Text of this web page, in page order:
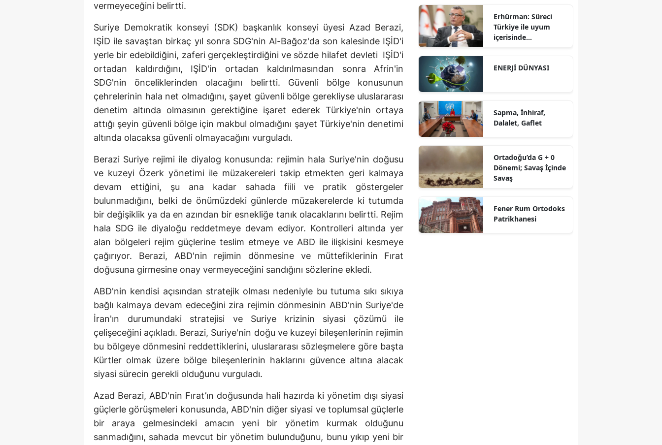
vermeyeceğini belirtti.
Suriye Demokratik konseyi (SDK) başkanlık konseyi üyesi Azad Berazi,
IŞİD ile savaştan birkaç yıl sonra SDG'nin Al-Bağoz'da son kalesinde IŞİD'i
yerle bir edebildiğini, zaferi gerçekleştirdiğini ve sözde hilafet devleti IŞİD'i
ortadan kaldırdığını, IŞİD'in ortadan kaldırılmasından sonra Afrin'in
SDG'nin önceliklerinden olacağını belirtti. Güvenli bölge konusunun
çehrelerinin hala net olmadığını, şayet güvenli bölge gerekliyse uluslararası
denetim altında olmasının gerektiğine işaret ederek Türkiye'nin ortaya
attığı şeyin güvenli bölge için makbul olmadığını şayet Türkiye'nin denetimi
altında olacaksa güvenli olmayacağını vurguladı.
Berazi Suriye rejimi ile diyalog konusunda: rejimin hala Suriye'nin doğusu
ve kuzeyi Özerk yönetimi ile müzakereleri takip etmekten geri kalmaya
devam ettiğini, şu ana kadar sahada fiili ve pratik göstergeler
bulunmadığını, belki de önümüzdeki günlerde müzakerelerde ki tutumda
bir değişiklik ya da en azından bir esnekliğe tanık olacaklarını belirtti. Rejim
hala SDG ile diyaloğu reddetmeye devam ediyor. Kontrolleri altında yer
alan bölgeleri rejim güçlerine teslim etmeye ve ABD ile ilişkisini kesmeye
çağırıyor. Berazi, ABD'nin rejimin dönmesine ve müttefiklerinin Fırat
doğusuna girmesine onay vermeyeceğini sandığını sözlerine ekledi.
ABD'nin kendisi açısından stratejik olması nedeniyle bu tutuma sıkı sıkıya
bağlı kalmaya devam edeceğini zira rejimin dönmesinin ABD'nin Suriye'de
İran'ın durumundaki stratejisi ve Suriye krizinin siyasi çözümü ile
çelişeceğini açıkladı. Berazi, Suriye'nin doğu ve kuzeyi bileşenlerinin rejimin
bu bölgeye dönmesini reddettiklerini, uluslararası sözleşmelere göre başta
Kürtler olmak üzere bölge bileşenlerinin haklarını güvence altına alacak
siyasi sürecin gerekli olduğunu vurguladı.
Azad Berazi, ABD'nin Fırat’ın doğusunda hali hazırda ki yönetim dışı siyasi
güçlerle görüşmeleri konusunda, ABD'nin diğer siyasi ve toplumsal güçlerle
bir araya gelmesindeki amacın yeni bir yönetim kurmak olduğunu
sanmadığını, sahada mevcut bir yönetim bulunduğunu, bunu yıkıp yeni bir
Erhürman: Süreci
Türkiye ile uyum
içerisinde
ENERJİ DÜNYASI
Sapma, İnhiraf,
Dalalet, Gaflet
Ortadoğu’da G + 0
Dönemi; Savaş İçinde
Savaş
Fener Rum Ortodoks
Patrikhanesi